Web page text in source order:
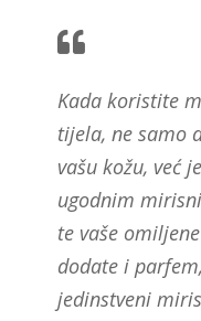
Kada koristite
tijela, ne samo
vašu kožu, već
ugodnim
te vaše
dodate i
jedinstveni